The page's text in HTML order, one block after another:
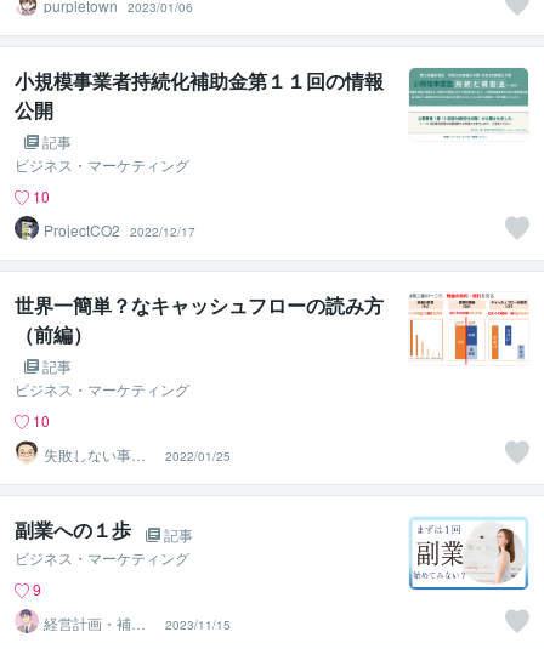
purpletown
2023/01/06
小規模事業者持続化補助金第１１回の情報
公開
記事
ビジネス・マーケティング
10
ProjectCO2
2022/12/17
世界一簡単？なキャッシュフローの読み方
（前編）
記事
ビジネス・マーケティング
10
失敗しない事業
計画相談室
2022/01/25
副業への１歩
記事
ビジネス・マーケティング
9
経営計画・補助
金相談所
2023/11/15